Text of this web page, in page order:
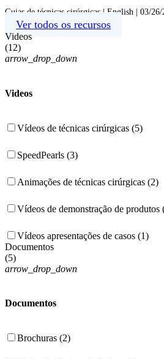
Guias de técnicas cirúrgicas | English | 03/
Ver todos os recursos
Videos
(12)
arrow_drop_down
Videos
Vídeos de técnicas cirúrgicas (5)
SpeedPearls (3)
Animações de técnicas cirúrgicas (2)
Vídeos de demonstração de produtos
Vídeos apresentações de casos (1)
Documentos
(5)
arrow_drop_down
Documentos
Brochuras (2)